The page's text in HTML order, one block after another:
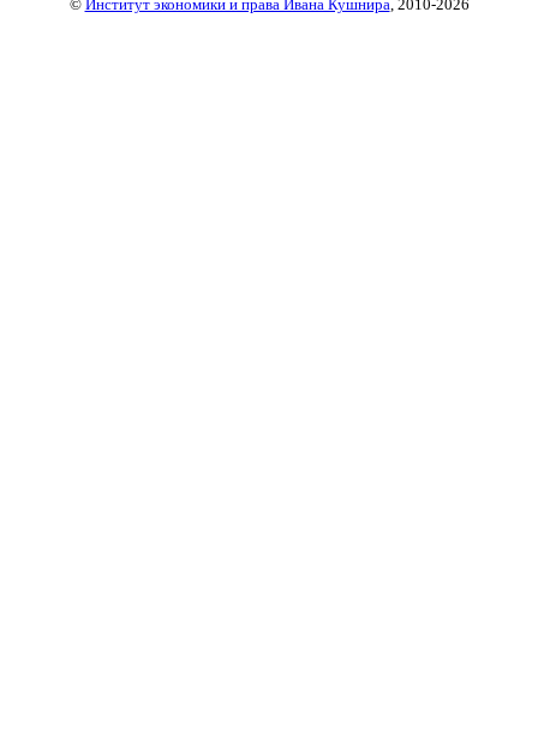
© Институт экономики и права Ивана Кушнира , 2010-2026